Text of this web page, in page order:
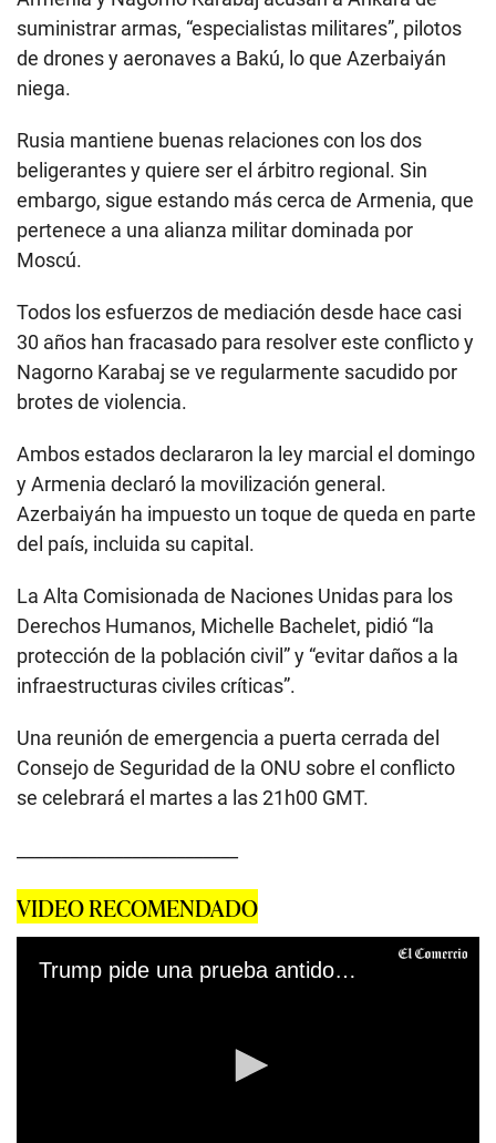
suministrar armas, “especialistas militares”, pilotos
de drones y aeronaves a Bakú, lo que Azerbaiyán
niega.
Rusia mantiene buenas relaciones con los dos
beligerantes y quiere ser el árbitro regional. Sin
embargo, sigue estando más cerca de Armenia, que
pertenece a una alianza militar dominada por
Moscú.
Todos los esfuerzos de mediación desde hace casi
30 años han fracasado para resolver este conflicto y
Nagorno Karabaj se ve regularmente sacudido por
brotes de violencia.
Ambos estados declararon la ley marcial el domingo
y Armenia declaró la movilización general.
Azerbaiyán ha impuesto un toque de queda en parte
del país, incluida su capital.
La Alta Comisionada de Naciones Unidas para los
Derechos Humanos, Michelle Bachelet, pidió “la
protección de la población civil” y “evitar daños a la
infraestructuras civiles críticas”.
Una reunión de emergencia a puerta cerrada del
Consejo de Seguridad de la ONU sobre el conflicto
se celebrará el martes a las 21h00 GMT.
VIDEO RECOMENDADO
Trump pide una prueba antidopaje de Biden ante primer debate. (AFP).